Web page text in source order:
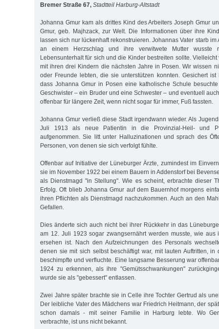
Bremer Straße 67, Stadtteil Harburg-Altstadt
Johanna Gmur kam als drittes Kind des Arbeiters Joseph Gmur
Gmur, geb. Majhzack, zur Welt. Die Informationen über ihre
lassen sich nur lückenhaft rekonstruieren. Johannas Vater starb im
an einem Herzschlag und ihre verwitwete Mutter wusste
Lebensunterhalt für sich und die Kinder bestreiten sollte.
mit ihren drei Kindern die nächsten Jahre in Posen. Wir wissen
oder Freunde lebten, die sie unterstützen konnten. Gesichert ist
dass Johanna Gmur in Posen eine katholische Schule
Geschwister – ein Bruder und eine Schwester – und eventuell
offenbar für längere Zeit, wenn nicht sogar für immer, Fuß fassten.
Johanna Gmur verließ diese Stadt irgendwann wieder. Als
Juli 1913 als neue Patientin in die Provinzial-Heil- und
aufgenommen. Sie litt unter Halluzinationen und sprach des
Personen, von denen sie sich verfolgt fühlte.
Offenbar auf Initiative der Lüneburger Ärzte, zumindest im
sie im November 1922 bei einem Bauern in Addenstorf bei
als Dienstmagd "in Stellung". Wie es scheint, erbrachte dieser
Erfolg. Oft blieb Johanna Gmur auf dem Bauernhof morgens
ihren Pflichten als Dienstmagd nachzukommen. Auch an den
Gefallen.
Dies änderte sich auch nicht bei ihrer Rückkehr in das
am 12. Juli 1923 sogar zwangsernährt werden musste, wie aus
ersehen ist. Nach den Aufzeichnungen des Personals
denen sie mit sich selbst beschäftigt war, mit lauten Auftritten, in
beschimpfte und verfluchte. Eine langsame Besserung war
1924 zu erkennen, als ihre "Gemütsschwankungen"
wurde sie als "gebessert" entlassen.
Zwei Jahre später brachte sie in Celle ihre Tochter Gertrud als
Der leibliche Vater des Mädchens war Friedrich Heitmann, der
schon damals - mit seiner Familie in Harburg lebte. Wo
verbrachte, ist uns nicht bekannt.